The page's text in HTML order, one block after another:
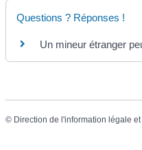
Questions ? Réponses !
Un mineur étranger
© Direction de l'information légale